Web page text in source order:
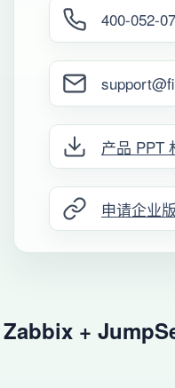
400-052-
产品 PPT
申请企业
Zabbix +